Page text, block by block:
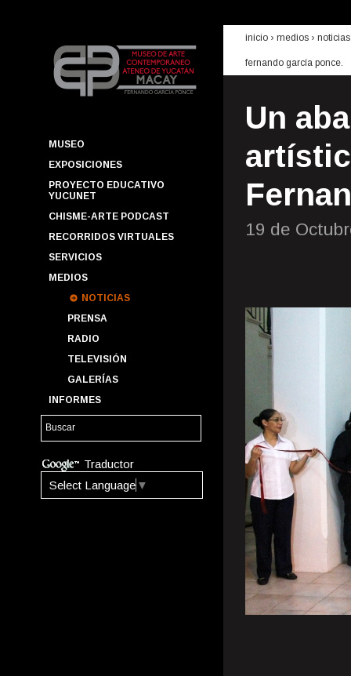
MUSEO
EXPOSICIONES
PROYECTO EDUCATIVO
YUCUNET
CHISME-ARTE PODCAST
RECORRIDOS VIRTUALES
SERVICIOS
MEDIOS
NOTICIAS
PRENSA
RADIO
TELEVISIÓN
GALERÍAS
INFORMES
Traductor
Select Language ▼
inicio › medios › noticias
fernando garcía ponce.
Un
19 de